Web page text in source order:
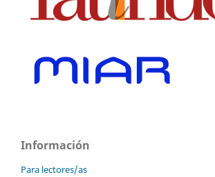
Información
Para lectores/as